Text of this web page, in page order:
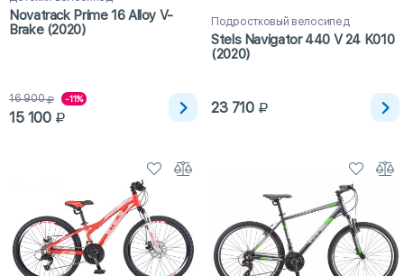
Novatrack Prime 16 Alloy V-
Brake (2020)
16 900 -11%
15 100
Подростковый велосипед
Stels Navigator 440 V 24 K010
(2020)
23 710